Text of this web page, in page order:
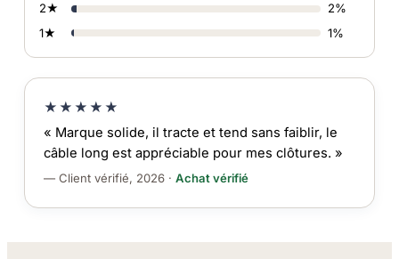
2★
2%
1★
1%
★★★★★
« Marque solide, il tracte et tend sans faiblir, le
câble long est appréciable pour mes clôtures. »
— Client vérifié, 2026 · Achat vérifié